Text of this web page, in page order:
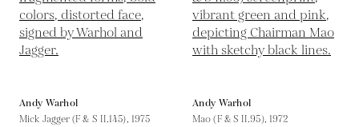
Andy Warhol
Mick Jagger (F & S II.145), 1975
Andy Warhol
Mao (F & S II.95), 1972